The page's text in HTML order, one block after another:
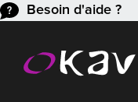
Besoin d'aide ?